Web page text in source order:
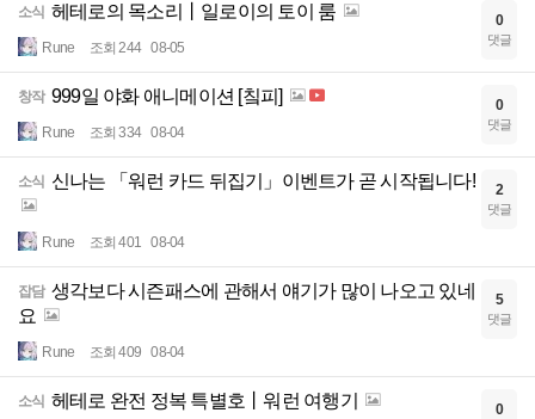
소식 헤테로의 목소리丨일로이의 토이 룸
Rune 조회 244 08-05
0
댓글
창작 999일 야화 애니메이션 [칰피]
Rune 조회 334 08-04
0
댓글
소식 신나는 「워런 카드 뒤집기」이벤트가 곧 시작됩니다!
Rune 조회 401 08-04
2
댓글
잡담 생각보다 시즌패스에 관해서 얘기가 많이 나오고 있네
요
Rune 조회 409 08-04
5
댓글
소식 헤테로 완전 정복 특별호丨워런 여행기 0